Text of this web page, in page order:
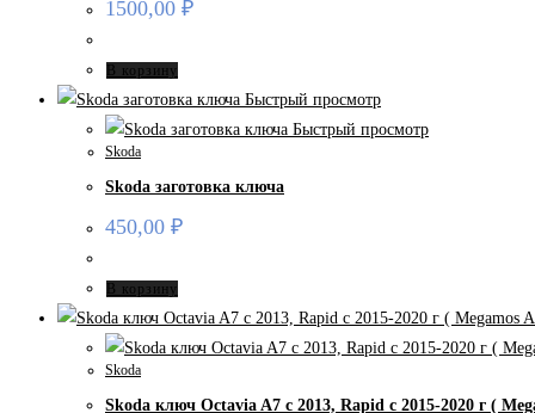
1500,00 ₽
В корзину
Быстрый просмотр
Быстрый просмотр
Skoda
Skoda заготовка ключа
450,00 ₽
В корзину
Skoda
Skoda ключ Octavia A7 с 2013, Rapid c 2015-2020 г (